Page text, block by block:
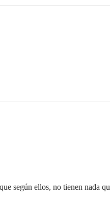
según ellos, no tienen nada